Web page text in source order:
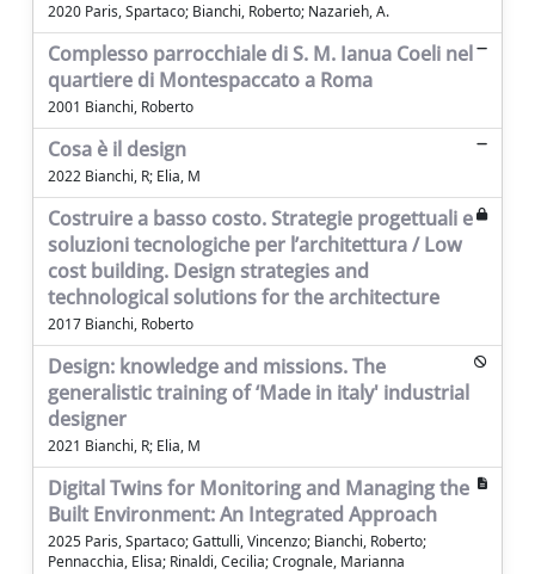
2020 Paris, Spartaco; Bianchi, Roberto; Nazarieh, A.
Complesso parrocchiale di S. M. Ianua Coeli nel
quartiere di Montespaccato a Roma
2001 Bianchi, Roberto
Cosa è il design
2022 Bianchi, R; Elia, M
Costruire a basso costo. Strategie progettuali e
soluzioni tecnologiche per l’architettura / Low
cost building. Design strategies and
technological solutions for the architecture
2017 Bianchi, Roberto
Design: knowledge and missions. The
generalistic training of ‘Made in italy' industrial
designer
2021 Bianchi, R; Elia, M
Digital Twins for Monitoring and Managing the
Built Environment: An Integrated Approach
2025 Paris, Spartaco; Gattulli, Vincenzo; Bianchi, Roberto;
Pennacchia, Elisa; Rinaldi, Cecilia; Crognale, Marianna